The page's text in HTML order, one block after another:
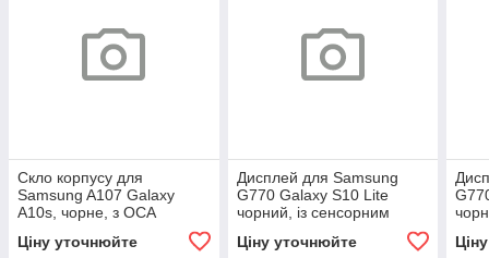
Скло корпусу для
Samsung A107 Galaxy
A10s, чорне, з ОСА
Ціну уточнюйте
Дисплей для Samsung
G770 Galaxy S10 Lite
чорний, із сенсорним
екраном, Service original
Ціну уточнюйте